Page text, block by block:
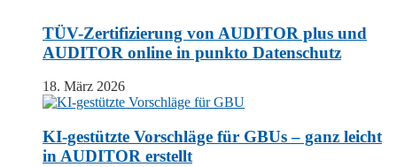
TÜV-Zertifizierung von AUDITOR plus und
AUDITOR online in punkto Datenschutz
18. März 2026
KI-gestützte Vorschläge für GBUs – ganz leicht
in AUDITOR erstellt